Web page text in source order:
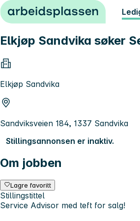
Hopp til innhold
Elkjøp Sandvika søker
Elkjøp Sandvika
Sandviksveien 184, 1337 Sandvika
Stillingsannonsen er inaktiv.
Om jobben
Lagre favoritt
Stillingstittel
Service Advisor med teft for salg!